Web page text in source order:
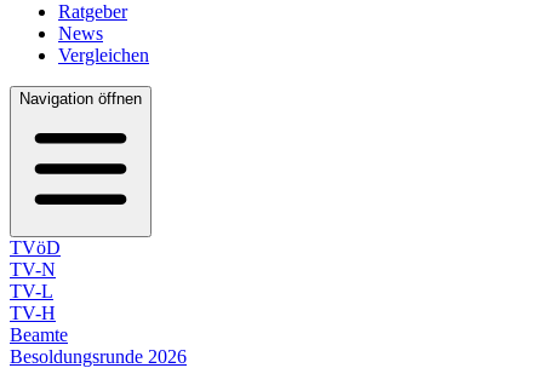
Ratgeber
News
Vergleichen
Navigation öffnen
TVöD
TV-N
TV-L
TV-H
Beamte
Besoldungsrunde 2026